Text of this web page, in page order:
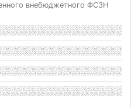
внебюджетного ФСЗН